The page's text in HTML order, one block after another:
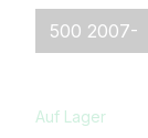
500 2007-
Auf Lager